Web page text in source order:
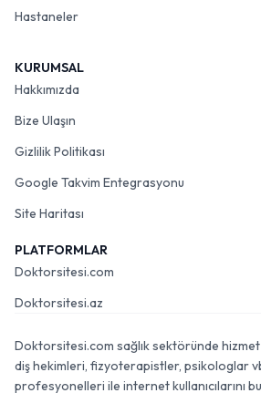
Hastaneler
KURUMSAL
Hakkımızda
Bize Ulaşın
Gizlilik Politikası
Google Takvim Entegrasyonu
Site Haritası
PLATFORMLAR
Doktorsitesi.com
Doktorsitesi.az
Doktorsitesi.com sağlık sektöründe
diş hekimleri, fizyoterapistler, psikologlar
profesyonelleri ile internet kullanıcılarını